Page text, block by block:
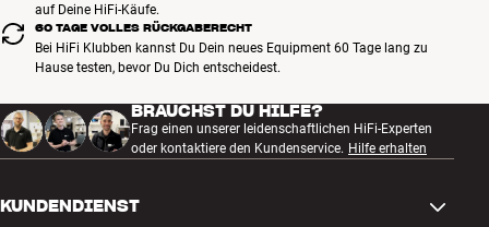
auf Deine HiFi-Käufe.
60 TAGE VOLLES RÜCKGABERECHT
Bei HiFi Klubben kannst Du Dein neues Equipment 60 Tage lang zu
Hause testen, bevor Du Dich entscheidest.
BRAUCHST DU HILFE?
Frag einen unserer leidenschaftlichen HiFi-Experten
oder kontaktiere den Kundenservice. Hilfe erhalten
KUNDENDIENST